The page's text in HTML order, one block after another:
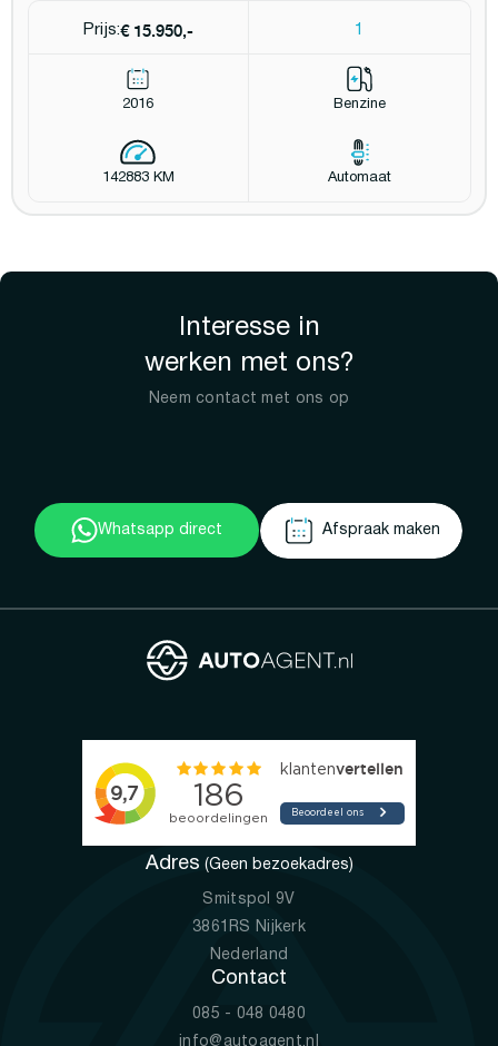
Prijs:€ 15.950,- 1
2016 Benzine
142883 KM Automaat
Interesse in
werken met ons?
Neem contact met ons op
Whatsapp direct Afspraak maken
Adres (Geen bezoekadres)
Smitspol 9V
3861RS Nijkerk
Nederland
Contact
085 - 048 0480
info@autoagent.nl